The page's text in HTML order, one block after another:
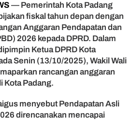
a
P
a
d
a
n
e
a
s
— Pemerintah Kota Padang
fiskal tahun depan dengan
Anggaran Pendapatan dan
2026 kepada DPRD. Dalam
Ketua DPRD Kota
Senin (13/10/2025), Wakil Wali
rancangan anggaran
Kota Padang.
menyebut Pendapatan Asli
direncanakan mencapai